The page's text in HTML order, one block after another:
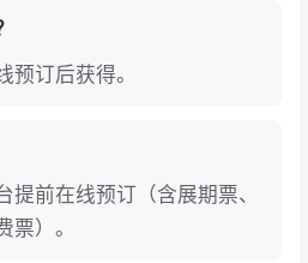
预订后获得。
提前在线预订（含展期票、
票）。